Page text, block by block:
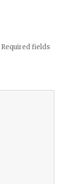
Required fields